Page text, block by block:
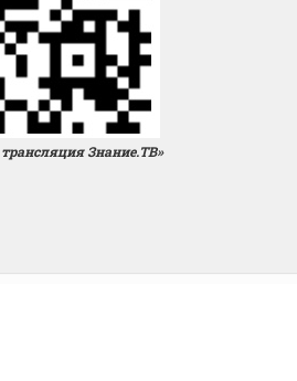
Знание.ТВ»